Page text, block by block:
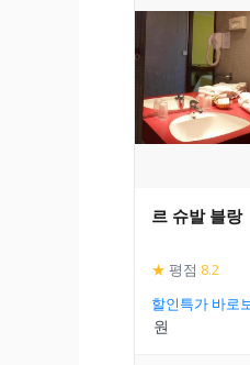
르 슈발 블랑
★ 평점 8.2
할인특가 바로